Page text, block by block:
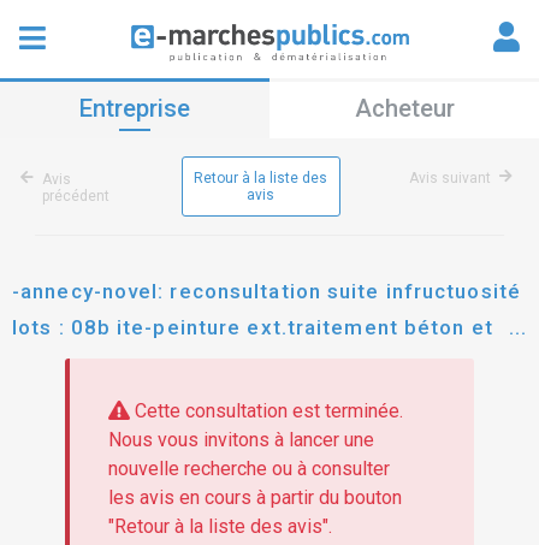
Entreprise Acheteur
Avis
précédent
Retour à la liste des
avis
Avis suivant
-annecy-novel: reconsultation suite infructuosité
lots : 08b ite-peinture ext.traitement béton et
lot 09 serrurerie. pour la restructuration du foyer
des travailleurs par la création de 89 logements
+ rénovation de 13 studios et des parties
communes.
Cette consultation est terminée.
Nous vous invitons à lancer une
nouvelle recherche ou à consulter
les avis en cours à partir du bouton
"Retour à la liste des avis".